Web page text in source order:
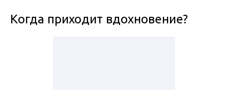
Когда приходит вдохновение?